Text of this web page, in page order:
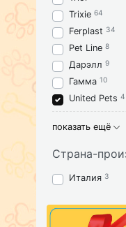
Trixie 64
Ferplast 34
Pet Line 8
Дарэлл 9
Гамма 10
United Pets 4
показать ещё
Страна-
Италия 3